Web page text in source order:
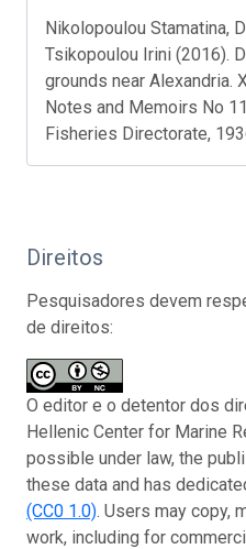
Nikolopoulou Stamatina,
Tsikopoulou Irini (2016).
grounds near Alexandria.
Notes and Memoirs No
Fisheries Directorate,
Direitos
Pesquisadores devem
de direitos:
O editor e o detentor dos
Hellenic Center for Marine
possible under law, the
these data and has
(CC0 1.0). Users may copy,
work, including for